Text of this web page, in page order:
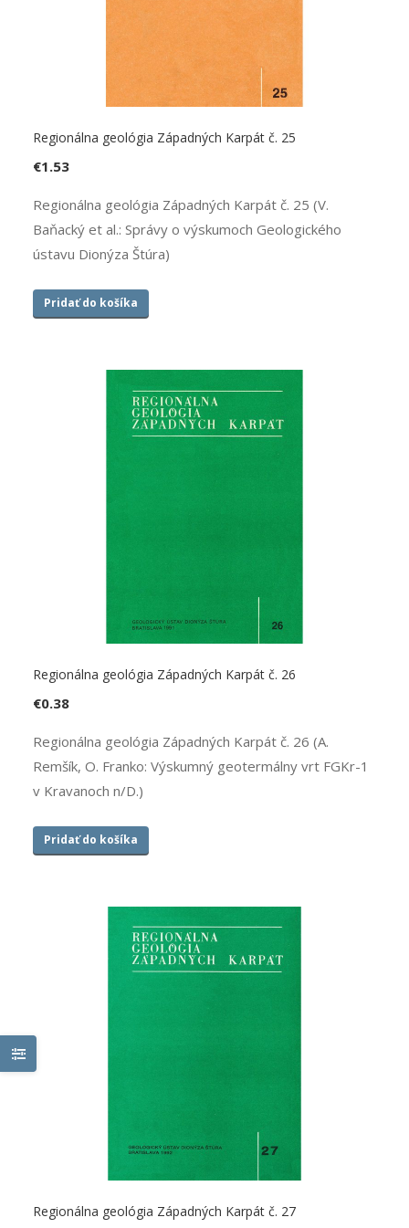
Regionálna geológia Západných Karpát č. 25
€1.53
Regionálna geológia Západných Karpát č. 25 (V.
Baňacký et al.: Správy o výskumoch Geologického
ústavu Dionýza Štúra)
Pridať do košíka
Regionálna geológia Západných Karpát č. 26
€0.38
Regionálna geológia Západných Karpát č. 26 (A.
Remšík, O. Franko: Výskumný geotermálny vrt FGKr-1
v Kravanoch n/D.)
Pridať do košíka
Regionálna geológia Západných Karpát č. 27